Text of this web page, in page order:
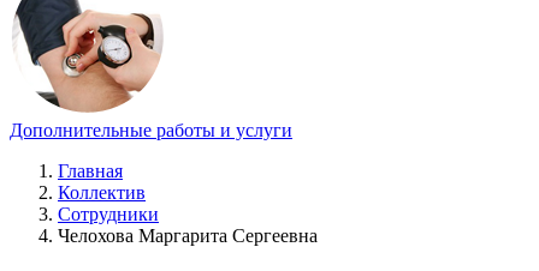
Дополнительные работы и услуги
Главная
Коллектив
Сотрудники
Челохова Маргарита Сергеевна